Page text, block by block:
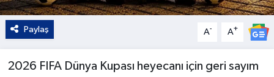
Paylaş A- A+
2026 FIFA Dünya Kupası heyecanı için geri sayım